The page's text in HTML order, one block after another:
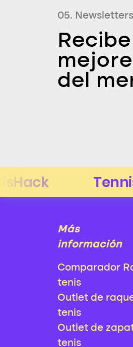
05. Newsletters
del
Más
información
Comparador
tenis
Outlet de
tenis
Outlet de
tenis